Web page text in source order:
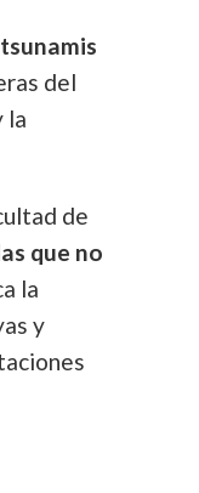
del
la
de
que no
la
y